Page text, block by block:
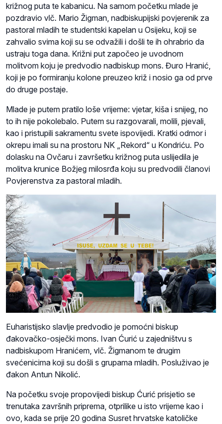
križnog puta te kabanicu. Na samom početku mlade je
pozdravio vlč. Mario Žigman, nadbiskupijski povjerenik za
pastoral mladih te studentski kapelan u Osijeku, koji se
zahvalio svima koji su se odvažili i došli te ih ohrabrio da
ustraju toga dana. Križni put započeo je uvodnom
molitvom koju je predvodio nadbiskup mons. Đuro Hranić,
koji je po formiranju kolone preuzeo križ i nosio ga od prve
do druge postaje.
Mlade je putem pratilo loše vrijeme: vjetar, kiša i snijeg, no
to ih nije pokolebalo. Putem su razgovarali, molili, pjevali,
kao i pristupili sakramentu svete ispovijedi. Kratki odmor i
okrepu imali su na prostoru NK „Rekord“ u Kondriću. Po
dolasku na Ovčaru i završetku križnog puta uslijedila je
molitva krunice Božjeg milosrđa koju su predvodili članovi
Povjerenstva za pastoral mladih.
Euharistijsko slavlje predvodio je pomoćni biskup
đakovačko-osječki mons. Ivan Ćurić u zajedništvu s
nadbiskupom Hranićem, vlč. Žigmanom te drugim
svećenicima koji su došli s grupama mladih. Posluživao je
đakon Antun Nikolić.
Na početku svoje propovijedi biskup Ćurić prisjetio se
trenutaka završnih priprema, otprilike u isto vrijeme kao i
ovo, kada se prije 20 godina Susret hrvatske katoličke